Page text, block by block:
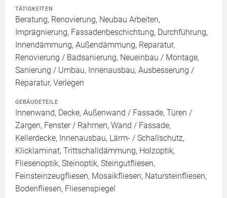
TÄTIGKEITEN
Beratung, Renovierung, Neubau Arbeiten,
Imprägnierung, Fassadenbeschichtung, Durchführung,
Innendämmung, Außendämmung, Reparatur,
Renovierung / Badsanierung, Neueinbau / Montage,
Sanierung / Umbau, Innenausbau, Ausbesserung /
Reparatur, Verlegen
GEBÄUDETEILE
Innenwand, Decke, Außenwand / Fassade, Türen /
Zargen, Fenster / Rahmen, Wand / Fassade,
Kellerdecke, Innenausbau, Lärm- / Schallschutz,
Klicklaminat, Trittschalldämmung, Holzoptik,
Fliesenoptik, Steinoptik, Steingutfliesen,
Feinsteinzeugfliesen, Mosaikfliesen, Natursteinfliesen,
Bodenfliesen, Fliesenspiegel